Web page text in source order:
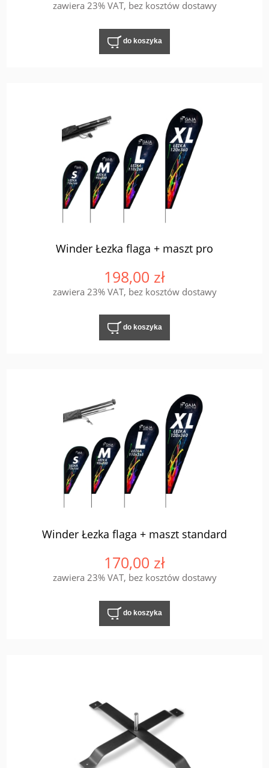
zawiera 23% VAT, bez kosztów dostawy
do koszyka
Winder Łezka flaga + maszt pro
198,00 zł
zawiera 23% VAT, bez kosztów dostawy
do koszyka
Winder Łezka flaga + maszt standard
170,00 zł
zawiera 23% VAT, bez kosztów dostawy
do koszyka